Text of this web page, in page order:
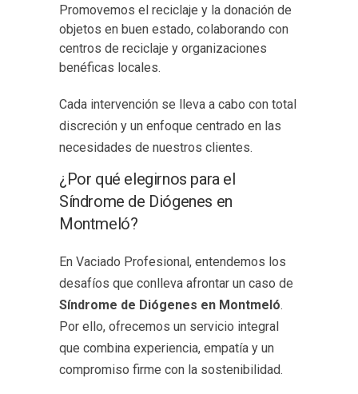
Promovemos el reciclaje y la donación de
objetos en buen estado, colaborando con
centros de reciclaje y organizaciones
benéficas locales.
Cada intervención se lleva a cabo con total
discreción y un enfoque centrado en las
necesidades de nuestros clientes.
¿Por qué elegirnos para el
Síndrome de Diógenes en
Montmeló?
En Vaciado Profesional, entendemos los
desafíos que conlleva afrontar un caso de
Síndrome de Diógenes en Montmeló.
Por ello, ofrecemos un servicio integral
que combina experiencia, empatía y un
compromiso firme con la sostenibilidad.